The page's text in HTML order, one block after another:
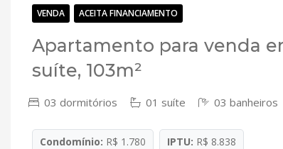
VENDA ACEITA FINANCIAMENTO
Apartamento para venda
suíte, 103m²
03 dormitórios 01 suíte 03 banheiros
Condomínio: R$ 1.780 IPTU: R$ 8.838